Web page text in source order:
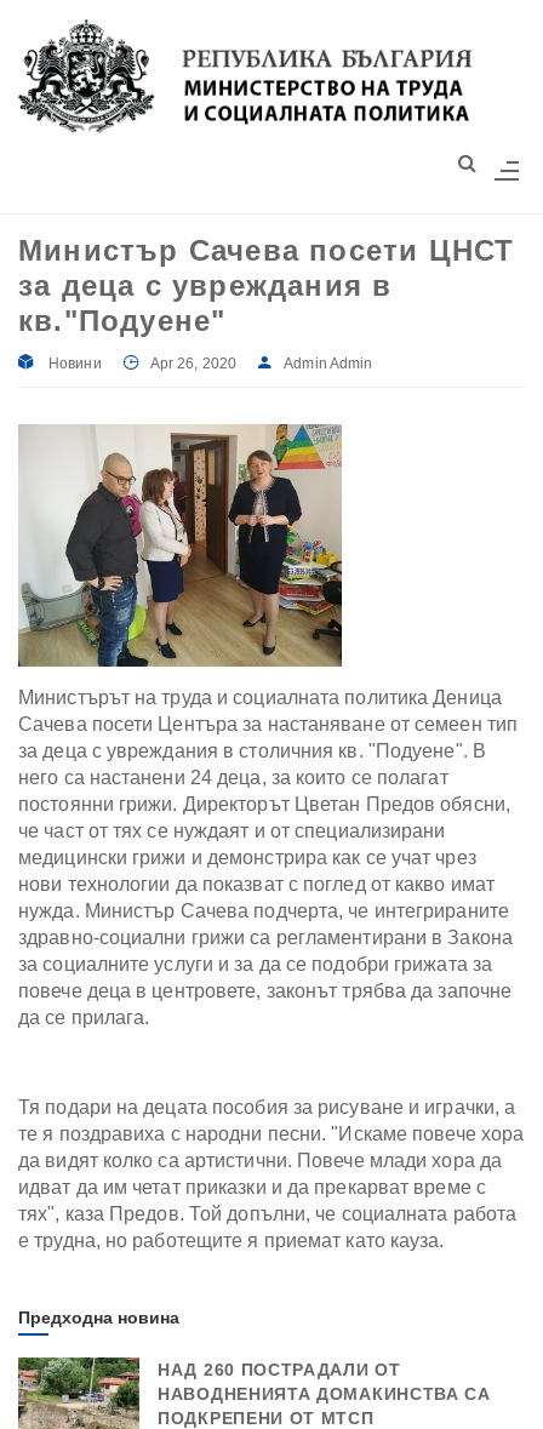
Моля,
обърнете
със
система
достъпност.
Министър Сачева посети ЦНСТ
за деца с увреждания в
кв."Подуене"
Новини Apr 26, 2020 Admin Admin
Министърът на труда и социалната политика Деница
Сачева посети Центъра за настаняване от семеен тип
за деца с увреждания в столичния кв. "Подуене". В
него са настанени 24 деца, за които се полагат
постоянни грижи. Директорът Цветан Предов обясни,
че част от тях се нуждаят и от специализирани
медицински грижи и демонстрира как се учат чрез
нови технологии да показват с поглед от какво имат
нужда. Министър Сачева подчерта, че интегрираните
здравно-социални грижи са регламентирани в Закона
за социалните услуги и за да се подобри грижата за
повече деца в центровете, законът трябва да започне
да се прилага.
Тя подари на децата пособия за рисуване и играчки, а
те я поздравиха с народни песни. "Искаме повече хора
да видят колко са артистични. Повече млади хора да
идват да им четат приказки и да прекарват време с
тях", каза Предов. Той допълни, че социалната работа
е трудна, но работещите я приемат като кауза.
Предходна новина
НАД 260 ПОСТРАДАЛИ ОТ
НАВОДНЕНИЯТА ДОМАКИНСТВА СА
ПОДКРЕПЕНИ ОТ МТСП